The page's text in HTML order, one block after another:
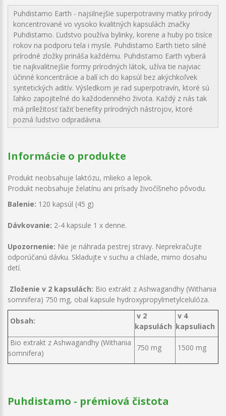
Puhdistamo Earth - najsilnejšie superpotraviny matky prírody
koncentrované vo vysoko kvalitných kapsulách značky
Puhdistamo. Ľudstvo používa bylinky, korene a huby po tisíce
rokov na podporu tela i mysle. Puhdistamo Earth tieto silné
prírodné zložky prináša každému. Puhdistamo Earth vyberá
tie najkvalitnejšie formy prírodných látok, užíva tie najviac
účinné koncentrácie a balí ich do kapsúl bez akýchkoľvek
syntetických aditív. Výsledkom je rad superpotravín, ktoré sú
ľahko zapojiteľné do každodenného života. Každý z nás tak
má príležitosť ťažiť benefity prírodných nástrojov, ktoré
pozná ľudstvo odpradávna.
Informácie o produkte
Produkt neobsahuje laktózu, mlieko a lepok.
Produkt neobsahuje želatínu ani prísady živočíšneho pôvodu.
Balenie: 120 kapsúl (45 g)
Dávkovanie: 2-4 kapsule 1 x denne.
Upozornenie: Nie je náhrada pestrej stravy. Neprekračujte
odporúčanú dávku. Skladujte v suchu a chlade, mimo dosahu
detí.
Zloženie v 2 kapsulách: Bio extrakt z Ashwagandhy (Withania
somnifera) 750 mg, obal kapsule hydroxypropylmetylcelulóza.
Obsah:
v 2
kapsulách
v 4
kapsuliach
Bio extrakt z Ashwagandhy (Withania
somnifera)
750 mg 1500 mg
Puhdistamo - prémiová čistota